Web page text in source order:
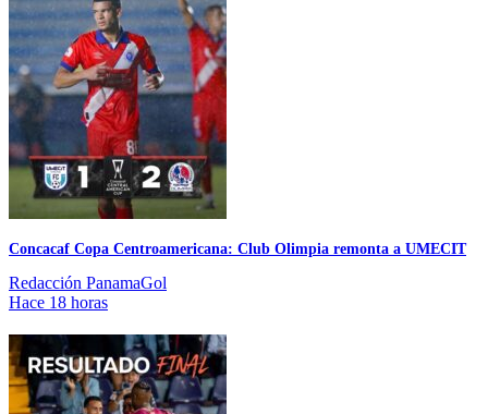
Concacaf Copa Centroamericana: Club Olimpia remonta a UMECIT
Redacción PanamaGol
Hace 18 horas